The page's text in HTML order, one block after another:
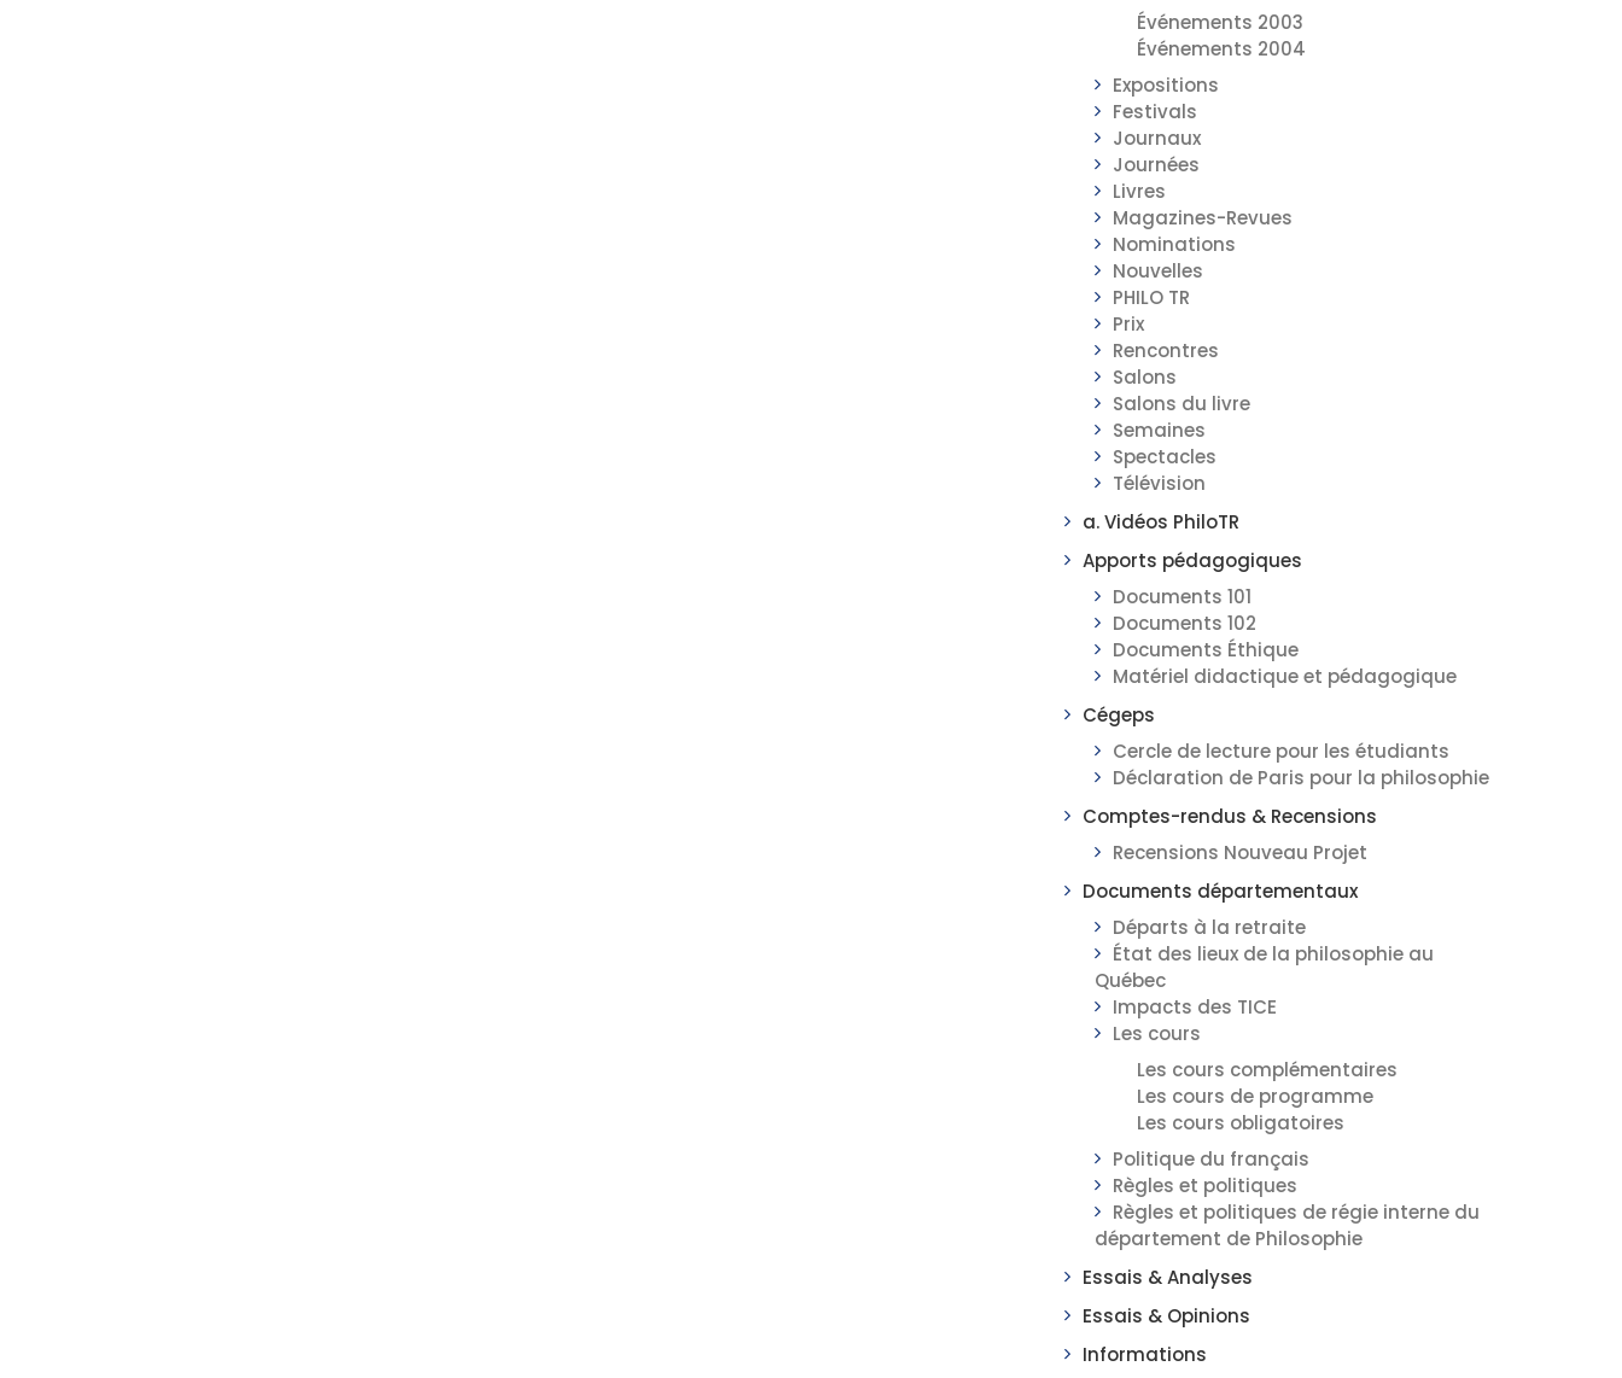
Événements 2003
Événements 2004
Expositions
Festivals
Journaux
Journées
Livres
Magazines-Revues
Nominations
Nouvelles
PHILO TR
Prix
Rencontres
Salons
Salons du livre
Semaines
Spectacles
Télévision
a. Vidéos PhiloTR
Apports pédagogiques
Documents 101
Documents 102
Documents Éthique
Matériel didactique et pédagogique
Cégeps
Cercle de lecture pour les étudiants
Déclaration de Paris pour la philosophie
Comptes-rendus & Recensions
Recensions Nouveau Projet
Documents départementaux
Départs à la retraite
État des lieux de la philosophie au
Québec
Impacts des TICE
Les cours
Les cours complémentaires
Les cours de programme
Les cours obligatoires
Politique du français
Règles et politiques
Règles et politiques de régie interne du
département de Philosophie
Essais & Analyses
Essais & Opinions
Informations